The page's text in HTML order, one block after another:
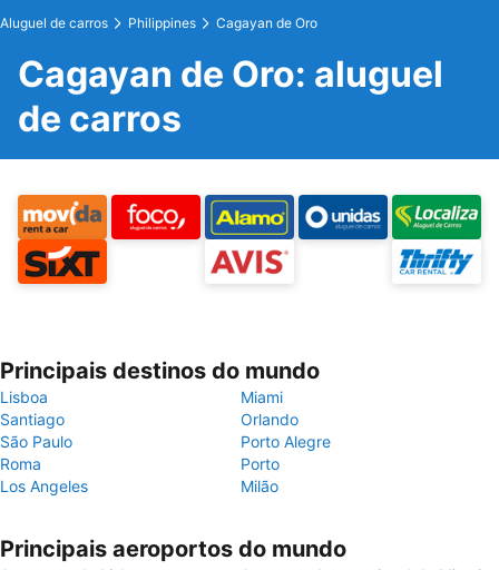
Aluguel de carros Philippines Cagayan de Oro
Cagayan de Oro: aluguel
de carros
Principais destinos do mundo
Lisboa
Miami
Santiago
Orlando
São Paulo
Porto Alegre
Roma
Porto
Los Angeles
Milão
Principais aeroportos do mundo